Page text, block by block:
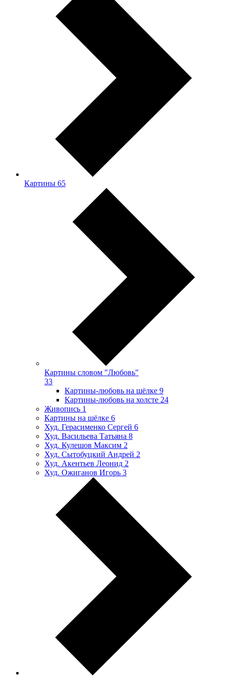
Картины 65
Картины словом "Любовь"
33
Картины-любовь на шёлке 9
Картины-любовь на холсте 24
Живопись 1
Картины на шёлке 6
Худ. Герасименко Сергей 6
Худ. Васильева Татьяна 8
Худ. Кулешов Максим 2
Худ. Сытобуцкий Андрей 2
Худ. Акентьев Леонид 2
Худ. Ожиганов Игорь 3